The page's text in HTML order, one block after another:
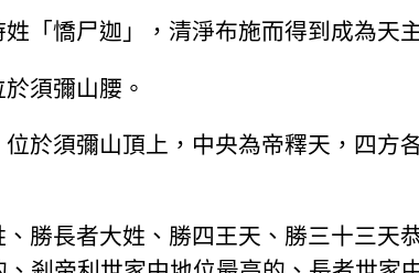
「憍尸迦」，清淨布施而得到成為天
須彌山腰。
於須彌山頂上，中央為帝釋天，四方
勝長者大姓、勝四王天、勝三十三天